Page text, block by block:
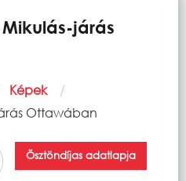
járás
Képek
Ottawában
Ösztöndíjas adatlapja